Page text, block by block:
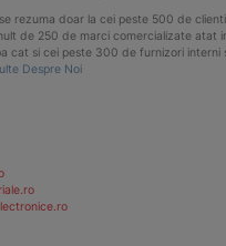
rezuma doar la cei peste 500 de
de 250 de marci comercializate atat
cat si cei peste 300 de furnizori interni
Despre Noi